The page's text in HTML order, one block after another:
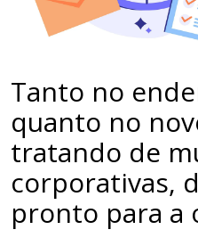
Tanto no
quanto no
tratando de
corporativas,
pronto para a